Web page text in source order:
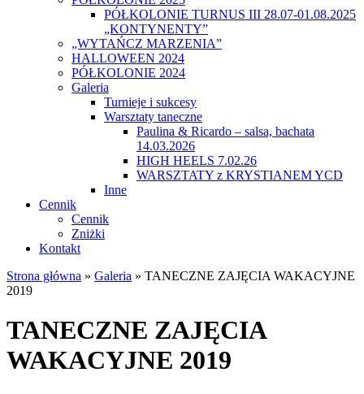
PÓŁKOLONIE TURNUS III 28.07-01.08.2025
„KONTYNENTY”
„WYTAŃCZ MARZENIA”
HALLOWEEN 2024
PÓŁKOLONIE 2024
Galeria
Turnieje i sukcesy
Warsztaty taneczne
Paulina & Ricardo – salsa, bachata
14.03.2026
HIGH HEELS 7.02.26
WARSZTATY z KRYSTIANEM YCD
Inne
Cennik
Cennik
Zniżki
Kontakt
Strona główna » Galeria » TANECZNE ZAJĘCIA WAKACYJNE
2019
TANECZNE ZAJĘCIA
WAKACYJNE 2019